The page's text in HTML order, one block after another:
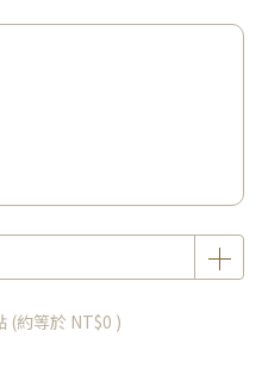
(約等於 NT$0 )